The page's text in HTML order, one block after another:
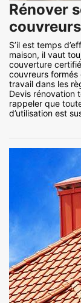
Rénover
S’il est temps
maison, il vaut
couverture
couvreurs formés
travail dans les
Devis rénovation
rappeler que
d’utilisation est